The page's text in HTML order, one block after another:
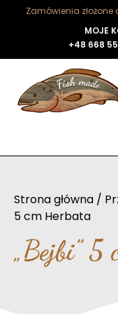
Zamówienia
MOJE
+48 668
Strona główna /
5 cm Herbata
„Bejbi” 5